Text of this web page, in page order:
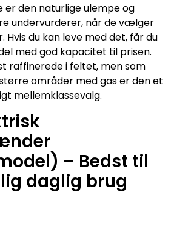
er den naturlige ulempe og
undervurderer, når de vælger
Hvis du kan leve med det, får du
med god kapacitet til prisen.
raffinerede i feltet, men som
områder med gas er den et
mellemklassevalg.
– Bedst til
daglig brug